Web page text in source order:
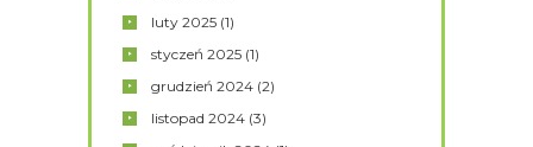
luty2025 (1)
styczeń2025 (1)
grudzień2024 (2)
listopad2024 (3)